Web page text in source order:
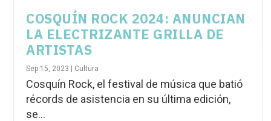
COSQUÍN ROCK 2024: ANUNCIAN
LA ELECTRIZANTE GRILLA DE
ARTISTAS
Sep 15, 2023 | Cultura
Cosquín Rock, el festival de música que batió
récords de asistencia en su última edición,
se...